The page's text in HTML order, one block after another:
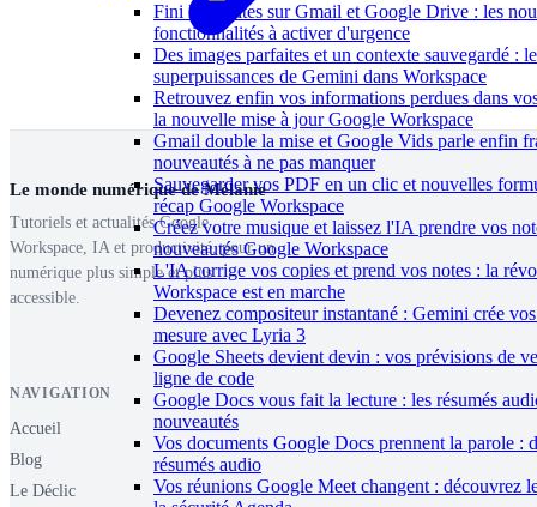
Fini les limites sur Gmail et Google Drive : les
fonctionnalités à activer d'urgence
Des images parfaites et un contexte sauvegardé :
superpuissances de Gemini dans Workspace
Retrouvez enfin vos informations perdues dans
la nouvelle mise à jour Google Workspace
Gmail double la mise et Google Vids parle enfin
nouveautés à ne pas manquer
Sauvegarder vos PDF en un clic et nouvelles
récap Google Workspace
Créez votre musique et laissez l'IA prendre vos
nouveautés Google Workspace
L'IA corrige vos copies et prend vos notes : la
Workspace est en marche
Devenez compositeur instantané : Gemini crée
mesure avec Lyria 3
Google Sheets devient devin : vos prévisions de
ligne de code
Google Docs vous fait la lecture : les résumés
nouveautés
Vos documents Google Docs prennent la parole :
résumés audio
Vos réunions Google Meet changent : découvrez
Le monde numérique de Mélanie
Tutoriels et actualités Google
Workspace, IA et productivité, pour un
numérique plus simple et plus
accessible.
NAVIGATION
Accueil
Blog
Le Déclic